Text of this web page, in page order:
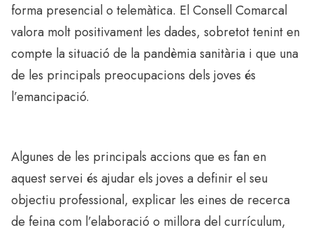
forma presencial o telemàtica. El Consell Comarcal
valora molt positivament les dades, sobretot tenint en
compte la situació de la pandèmia sanitària i que una
de les principals preocupacions dels joves és
l’emancipació.
Algunes de les principals accions que es fan en
aquest servei és ajudar els joves a definir el seu
objectiu professional, explicar les eines de recerca
de feina com l’elaboració o millora del currículum,